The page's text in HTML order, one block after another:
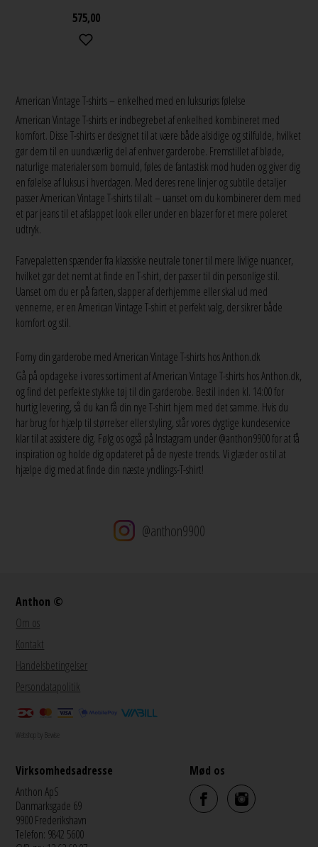
575,00
American Vintage T-shirts – enkelhed med en luksuriøs følelse
American Vintage T-shirts er indbegrebet af enkelhed kombineret med
komfort. Disse T-shirts er designet til at være både alsidige og stilfulde, hvilket
gør dem til en uundværlig del af enhver garderobe. Fremstillet af bløde,
naturlige materialer som bomuld, føles de fantastisk mod huden og giver dig
en følelse af luksus i hverdagen. Med deres rene linjer og subtile detaljer
passer American Vintage T-shirts til alt – uanset om du kombinerer dem med
et par jeans til et afslappet look eller under en blazer for et mere poleret
udtryk.
Farvepaletten spænder fra klassiske neutrale toner til mere livlige nuancer,
hvilket gør det nemt at finde en T-shirt, der passer til din personlige stil.
Uanset om du er på farten, slapper af derhjemme eller skal ud med
vennerne, er en American Vintage T-shirt et perfekt valg, der sikrer både
komfort og stil.
Forny din garderobe med American Vintage T-shirts hos Anthon.dk
Gå på opdagelse i vores sortiment af American Vintage T-shirts hos Anthon.dk,
og find det perfekte stykke tøj til din garderobe. Bestil inden kl. 14:00 for
hurtig levering, så du kan få din nye T-shirt hjem med det samme. Hvis du
har brug for hjælp til størrelser eller styling, står vores dygtige kundeservice
klar til at assistere dig. Følg os også på Instagram under @anthon9900 for at få
inspiration og holde dig opdateret på de nyeste trends. Vi glæder os til at
hjælpe dig med at finde din næste yndlings-T-shirt!
@anthon9900
Anthon ©
Om os
Kontakt
Handelsbetingelser
Persondatapolitik
Webshop by Bewise
Virksomhedsadresse
Anthon ApS
Danmarksgade 69
9900 Frederikshavn
Telefon: 9842 5600
Mød os